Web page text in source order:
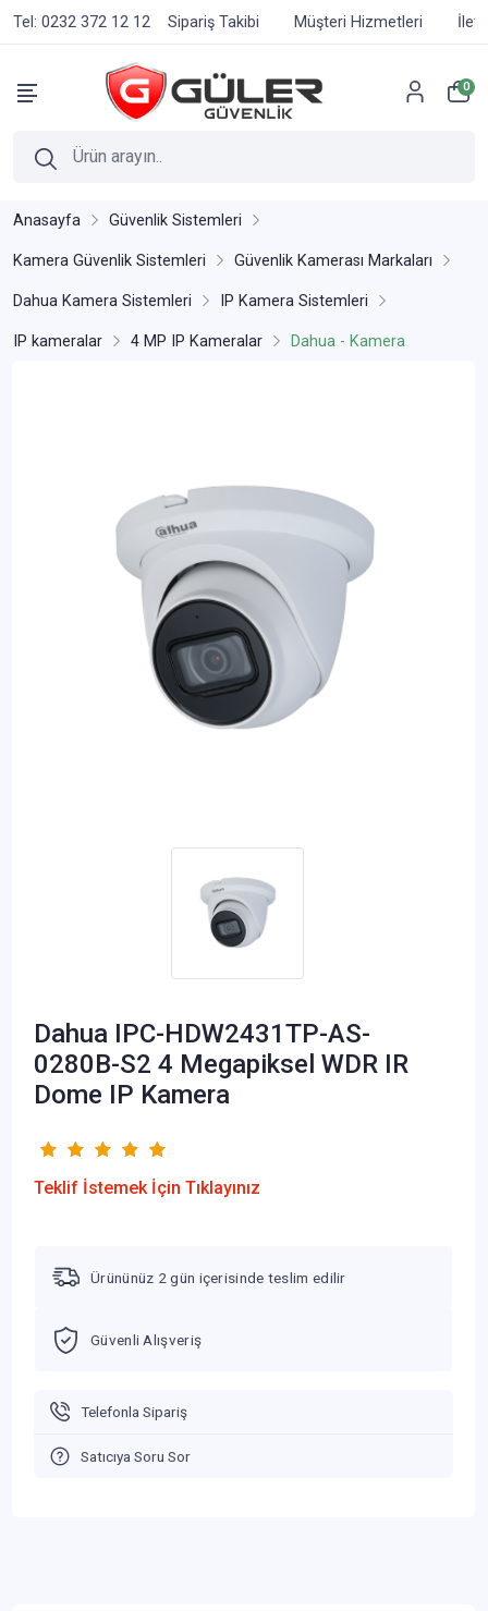
Tel: 0232 372 12 12 Sipariş Takibi Müşteri Hizmetleri
0
Anasayfa Güvenlik Sistemleri
Kamera Güvenlik Sistemleri Güvenlik Kamerası Markaları
Dahua Kamera Sistemleri IP Kamera Sistemleri
IP kameralar 4 MP IP Kameralar Dahua - Kamera
Dahua IPC-HDW2431TP-AS-
0280B-S2 4 Megapiksel WDR IR
Dome IP Kamera
Teklif İstemek İçin Tıklayınız
Ürününüz 2 gün içerisinde teslim edilir
Güvenli Alışveriş
Telefonla Sipariş
Satıcıya Soru Sor